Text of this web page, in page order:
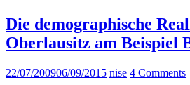
Die demographische
Oberlausitz am Beispiel
22/07/200906/09/2015 nise 4 Comments